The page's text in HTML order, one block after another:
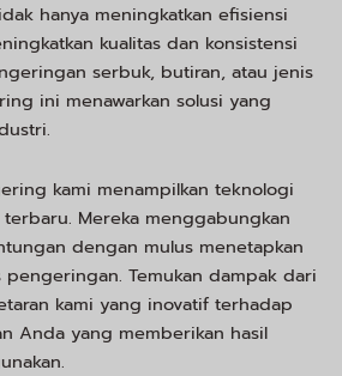
hanya meningkatkan efisiensi
kualitas dan konsistensi
serbuk, butiran, atau jenis
ini menawarkan solusi yang
kami menampilkan teknologi
Mereka menggabungkan
dengan mulus menetapkan
Temukan dampak dari
kami yang inovatif terhadap
Anda yang memberikan hasil